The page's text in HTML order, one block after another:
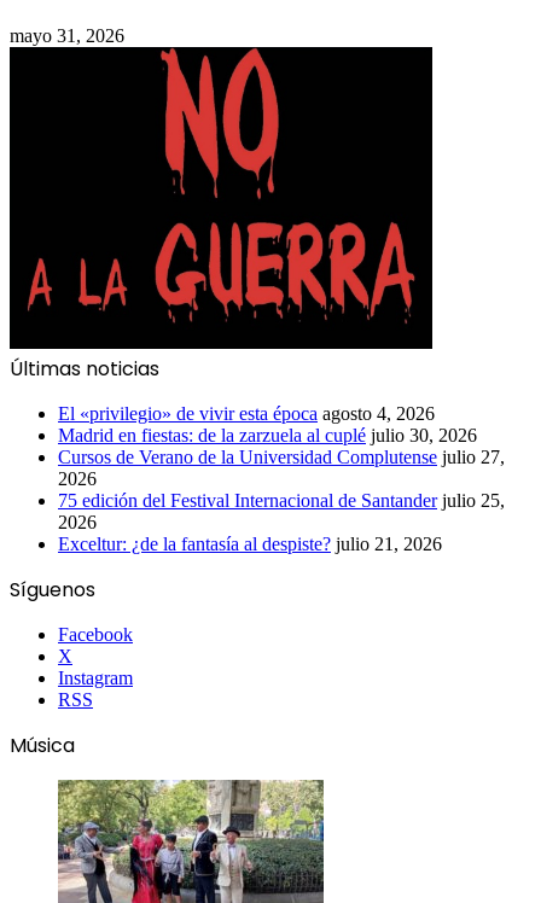
mayo 31, 2026
Últimas noticias
El «privilegio» de vivir esta época agosto 4, 2026
Madrid en fiestas: de la zarzuela al cuplé julio 30, 2026
Cursos de Verano de la Universidad Complutense julio 27,
2026
75 edición del Festival Internacional de Santander julio 25,
2026
Exceltur: ¿de la fantasía al despiste? julio 21, 2026
Síguenos
Facebook
X
Instagram
RSS
Música